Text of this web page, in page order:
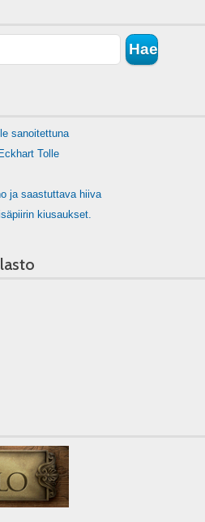
sanoitettuna
Tolle
ja saastuttava hiiva
kiusaukset.